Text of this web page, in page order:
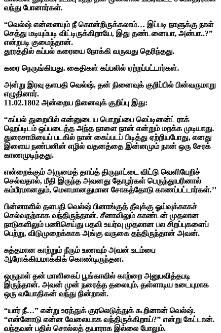
வந்து போனார்கள்.
“வெல்ஷ் என்னையும் நீ கொன்றிருக்கலாம்… இப்படி நாளுக்கு நாள்
செத்து மடியும்படி விட்டிருக்கிறாயே, இது தண்டனையா, அன்பா..?”
என்றபடி குமைந்தான்.
தூரத்தில் கப்பல் கரையை நோக்கி வருவது தெரிந்தது.
கரை நெருங்கியது. கைதிகள் கப்பலில் ஏற்றப்பட்டார்கள்.
அன்று இரவு தளபதி வெல்ஷ், தன் நினைவுக் குறிப்பில் பின்வருமாறு
எழுதினார்.
11.02.1802 அன்றைய நினைவுக் குறிப்பு இது:
“கப்பல் துறையில் என்னுடைய பொறுப்பை லெப்டினன்ட் ராக்
ஹெப்டிடம் ஒப்படைத்த அந்த நாளை நான் என்றும் மறக்க முடியாது.
துரைசாமியைப் படகில் நான் கைப்படப் பிடித்து ஏற்றியபோது, எனது
இளைய நண்பனின் எழில் வதனத்தை இன்னமும் நான் ஒரு சேரக்
காணமுடிந்தது.
என்றைக்கும் அருமைத் தாய்த் திருநாட்டை விட்டு வெளியேறிச்
செல்வதால், மீதி இருந்த அவனது தோழர்கள் பெருந்துயரினால்
கம்பீரமானதும், மௌமானதுமான சோகத்தோடு காணப்பட்டார்கள்.’’
பின்னாளில் தளபதி வெல்ஷ் பினாங்குத் தீவுக்கு ஓய்வுக்காகச்
செல்வதற்காக வந்திருந்தான். சீனாவிலும் காண்டன் முதலான
நாடுகளிலும் பணிசெய்து பதவி உயர்வு முதலான பல சிறப்புகளைப்
பெற்று, விடுமுறைக்காக அங்கு வருகை தந்திருந்தான் அவன்.
சுத்தமான காற்றும் நீரும் உணவும் அவன் உடம்பை
ஆரோக்கியமாக்கிக் கொண்டிருந்தன.
ஒருநாள் தன் மாளிகைப் பூங்காவில் காற்றை அனுபவித்தபடி
இருந்தான். அவன் முன் நரைத்த தலையும், தள்ளாடிய உடையுமாக
ஒரு வயோதிகன் வந்து நின்றான்.
“யார் நீ…” என்று உரத்துக் குரலெடுத்துக் கூறினான் வெல்ஷ்.
“என்னோடு என்ன வேலையாக வந்திருக்கிறாய்?” என்று கேட்டான்.
வந்தவன் பதில் சொல்லத் தயாராக இல்லை போலும்.